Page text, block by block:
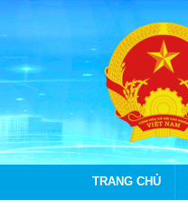
TRANG CHỦ